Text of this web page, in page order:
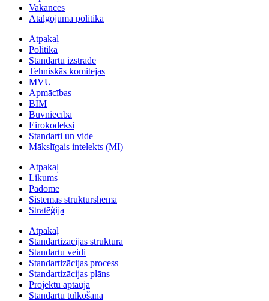
Vakances
Atalgojuma politika
Atpakaļ
Politika
Standartu izstrāde
Tehniskās komitejas
MVU
Apmācības
BIM
Būvniecība
Eirokodeksi
Standarti un vide
Mākslīgais intelekts (MI)
Atpakaļ
Likums
Padome
Sistēmas struktūrshēma
Stratēģija
Atpakaļ
Standartizācijas struktūra
Standartu veidi
Standartizācijas process
Standartizācijas plāns
Projektu aptauja
Standartu tulkošana